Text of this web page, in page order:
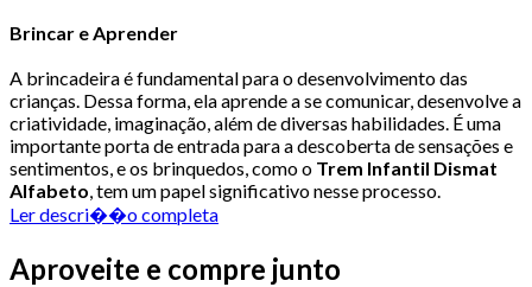
Brincar e Aprender
A brincadeira é fundamental para o desenvolvimento das
crianças. Dessa forma, ela aprende a se comunicar, desenvolve a
criatividade, imaginação, além de diversas habilidades. É uma
importante porta de entrada para a descoberta de sensações e
sentimentos, e os brinquedos, como o Trem Infantil Dismat
Alfabeto, tem um papel significativo nesse processo.
Ler descri��o completa
Aproveite e compre junto